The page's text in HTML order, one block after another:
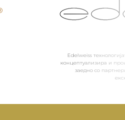
Edelweiss
концептуализира и
заедно со